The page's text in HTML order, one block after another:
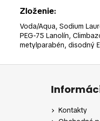
Zloženie:
Voda/Aqua, Sodium
PEG-75 Lanolín,
metylparabén, disodný
Kontakty